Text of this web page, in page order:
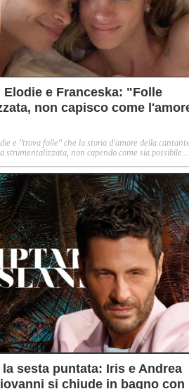
e Franceska: "Folle
non capisco come
e "trova folle" che la storia d'amore della
strumentalizzata, non capendo come sia possibile
sesta puntata: Iris e Andrea
si chiude in bagno con